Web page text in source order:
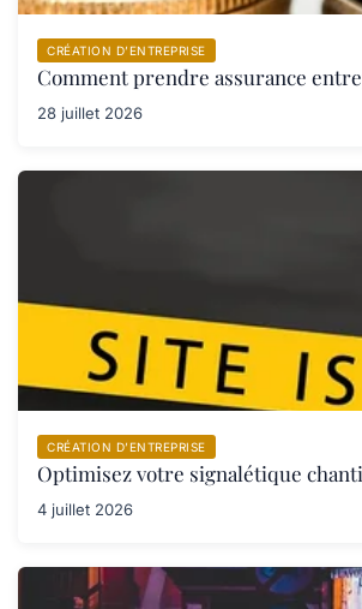
CRÉATION D’ENTREPRISE
Comment prendre assurance
28 juillet 2026
CRÉATION D’ENTREPRISE
Optimisez votre signalétique
4 juillet 2026